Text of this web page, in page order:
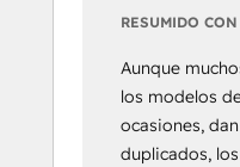
RESUMIDO
Aunque
los modelos
ocasiones,
duplicados,